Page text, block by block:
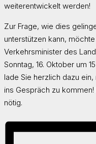
weiterentwickelt werden!
Zur Frage, wie dies
unterstützen kann,
Verkehrsminister des
Sonntag, 16. Oktober um
lade Sie herzlich dazu
ins Gespräch zu
nötig.